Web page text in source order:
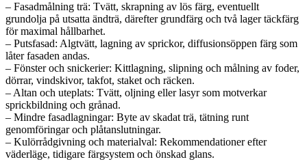
– Fasadmålning trä: Tvätt, skrapning av lös färg, eventuellt
grundolja på utsatta ändträ, därefter grundfärg och två lager täckfärg
för maximal hållbarhet.
– Putsfasad: Algtvätt, lagning av sprickor, diffusionsöppen färg som
låter fasaden andas.
– Fönster och snickerier: Kittlagning, slipning och målning av foder,
dörrar, vindskivor, takfot, staket och räcken.
– Altan och uteplats: Tvätt, oljning eller lasyr som motverkar
sprickbildning och grånad.
– Mindre fasadlagningar: Byte av skadat trä, tätning runt
genomföringar och plåtanslutningar.
– Kulörrådgivning och materialval: Rekommendationer efter
väderläge, tidigare färgsystem och önskad glans.